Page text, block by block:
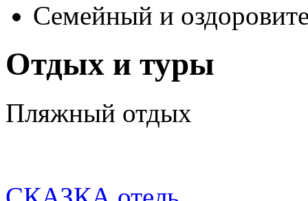
Семейный и
Отдых и туры
Пляжный отдых